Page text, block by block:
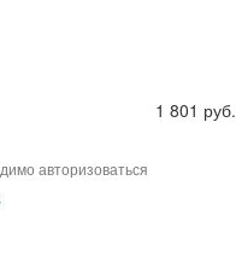
1 801 руб.
авторизоваться